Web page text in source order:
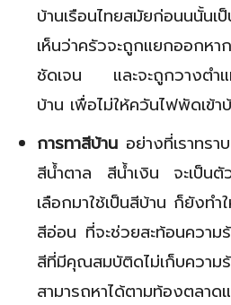
บ้านเรือนไทยสมัยก่อนนนั้นเ
เห็นว่าครัวจะถูกแยกออกหา
ชัดเจน และจะถูกวางตำ
บ้าน เพื่อไม่ให้ควันไฟพัดเข้า
การทาสีบ้าน อย่างที่เราทร
สีน้ำตาล สีน้ำเงิน จะเป็น
เลือกมาใช้เป็นสีบ้าน ก็ยังท
สีอ่อน ที่จะช่วยสะท้อนความ
สีที่มีคุณสมบัติดไม่เก็บคว
สามารถหาได้ตามท้องตลาด